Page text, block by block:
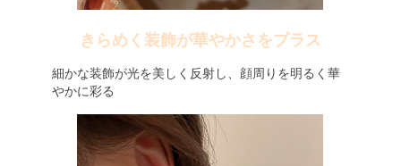
きらめく装飾が華やかさをプラス
細かな装飾が光を美しく反射し、顔周りを明るく華
やかに彩る